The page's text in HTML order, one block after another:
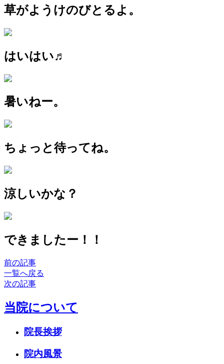
草がようけのびとるよ。
はいはい♬
暑いねー。
ちょっと待ってね。
涼しいかな？
できましたー！！
前の記事
一覧へ戻る
次の記事
当院について
院長挨拶
院内風景